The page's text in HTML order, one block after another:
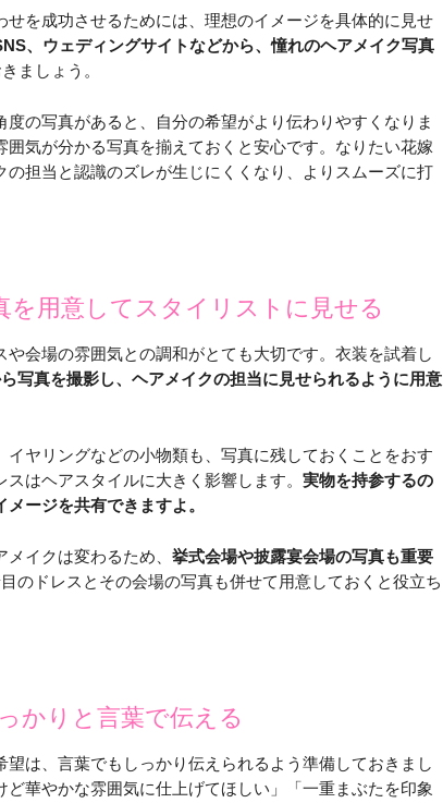
せを成功させるためには、理想のイメージを具体的に見せ
、ウェディングサイトなどから、憧れのヘアメイク写真
ましょう。
の写真があると、自分の希望がより伝わりやすくなりま
気が分かる写真を揃えておくと安心です。なりたい花嫁
担当と認識のズレが生じにくくなり、よりスムーズに打
を用意してスタイリストに見せる
会場の雰囲気との調和がとても大切です。衣装を試着し
写真を撮影し、ヘアメイクの担当に見せられるように用意
ヤリングなどの小物類も、写真に残しておくことをおす
はヘアスタイルに大きく影響します。 実物を持参するの
ージを共有できますよ。
イクは変わるため、 挙式会場や披露宴会場の写真も重要
のドレスとその会場の写真も併せて用意しておくと役立ち
かりと言葉で伝える
は、言葉でもしっかり伝えられるよう準備しておきまし
ど華やかな雰囲気に仕上げてほしい」「一重まぶたを印象